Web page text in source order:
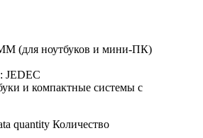
(для ноутбуков и мини-ПК)
JEDEC
и компактные системы с
quantity Количество